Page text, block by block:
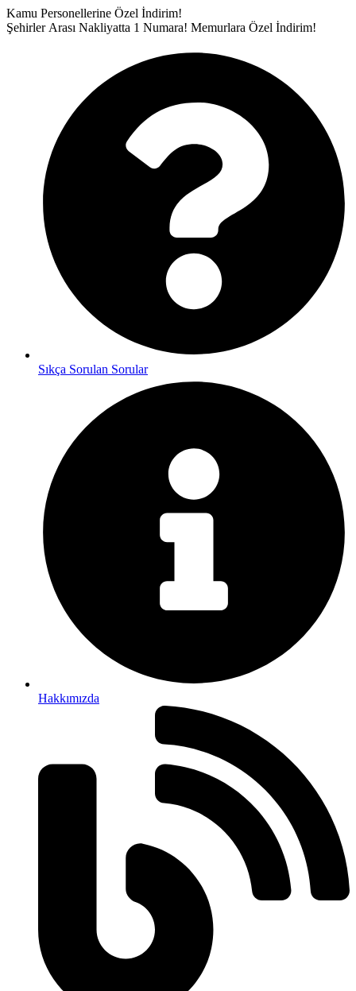
İçeriğe
atla
Kamu Personellerine Özel İndirim!
Şehirler Arası Nakliyatta 1 Numara! Memurlara Özel İndirim!
Sıkça Sorulan Sorular
Hakkımızda